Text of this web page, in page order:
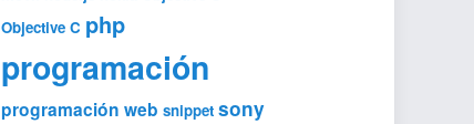
Objective C php
programación
programación web snippet sony